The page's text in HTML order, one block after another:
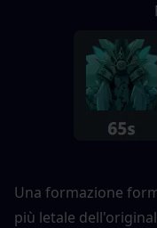
Una formazione
più letale